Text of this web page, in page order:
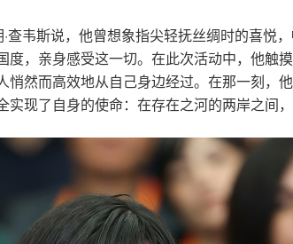
查韦斯说，他曾想象指尖轻抚丝绸时的喜悦
，亲身感受这一切。在此次活动中，他触
然而高效地从自己身边经过。在那一刻，
现了自身的使命：在存在之河的两岸之间，